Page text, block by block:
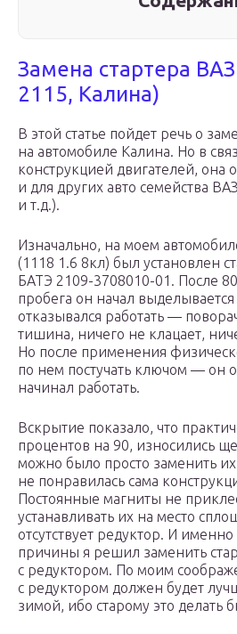
Замена стартера
2115, Калина)
В этой статье пойдет речь о
на автомобиле Калина. Но в
конструкцией двигателей, она
и для других авто семейства
и т.д.).
Изначально, на моем
(1118 1.6 8кл) был установлен
БАТЭ 2109-3708010-01. После
пробега он начал
отказывался работать —
тишина, ничего не клацает,
Но после применения
по нем постучать ключом — он
начинал работать.
Вскрытие показало, что
процентов на 90, износились
можно было просто заменить
не понравилась сама
Постоянные магниты не
устанавливать их на место
отсутствует редуктор. И
причины я решил заменить
с редуктором. По моим
с редуктором должен будет
зимой, ибо старому это делать